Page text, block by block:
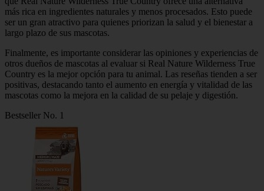
más rica en ingredientes naturales y menos procesados. Esto puede
ser un gran atractivo para quienes priorizan la salud y el bienestar a
largo plazo de sus mascotas.
Finalmente, es importante considerar las opiniones y experiencias de
otros dueños de mascotas al evaluar si Real Nature Wilderness True
Country es la mejor opción para tu animal. Las reseñas tienden a ser
positivas, destacando tanto el aumento en energía y vitalidad de las
mascotas como la mejora en la calidad de su pelaje y digestión.
Bestseller No. 1